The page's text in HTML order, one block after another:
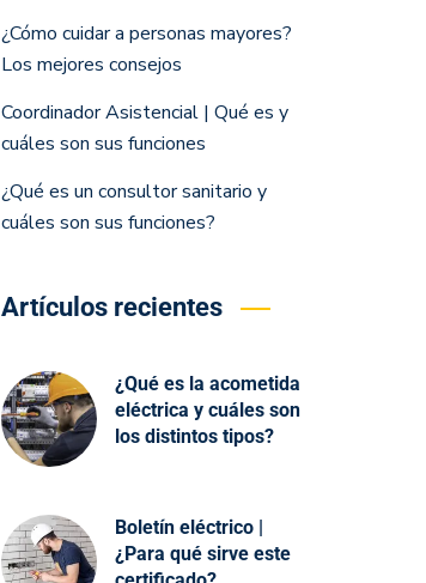
¿Cómo cuidar a personas mayores?
Los mejores consejos
Coordinador Asistencial | Qué es y
cuáles son sus funciones
¿Qué es un consultor sanitario y
cuáles son sus funciones?
Artículos recientes
¿Qué es la acometida
eléctrica y cuáles son
los distintos tipos?
Boletín eléctrico |
¿Para qué sirve este